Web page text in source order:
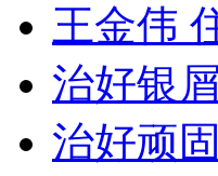
王金伟
治好银
治好顽